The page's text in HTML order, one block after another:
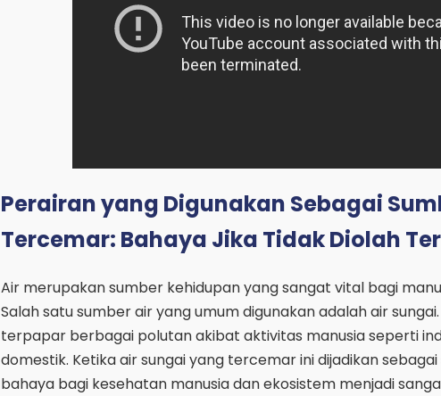
Perairan yang Digunakan Sebagai
Tercemar: Bahaya Jika Tidak Diolah
Air merupakan sumber kehidupan yang sangat vital bagi
Salah satu sumber air yang umum digunakan adalah air
terpapar berbagai polutan akibat aktivitas manusia seperti
domestik. Ketika air sungai yang tercemar ini dijadikan
bahaya bagi kesehatan manusia dan ekosistem menjadi